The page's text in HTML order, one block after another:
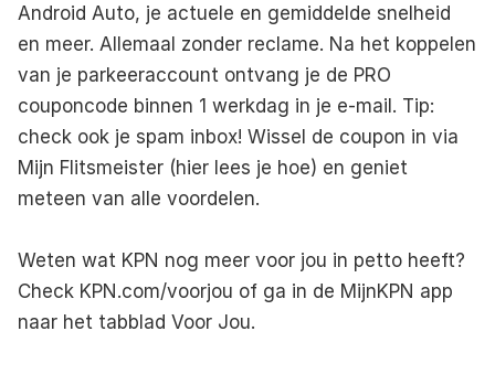
Android Auto, je actuele en gemiddelde snelheid
en meer. Allemaal zonder reclame. Na het koppelen
van je parkeeraccount ontvang je de PRO
couponcode binnen 1 werkdag in je e-mail. Tip:
Mijn Flitsmeister (hier lees je hoe) en geniet
meteen van alle voordelen.
Weten wat KPN nog meer voor jou in petto heeft?
Check KPN.com/voorjou of ga in de MijnKPN app
naar het tabblad Voor Jou.